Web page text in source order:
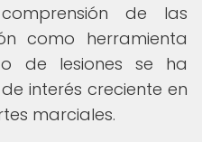
de las
como herramienta
de lesiones se ha
interés creciente en
marciales.